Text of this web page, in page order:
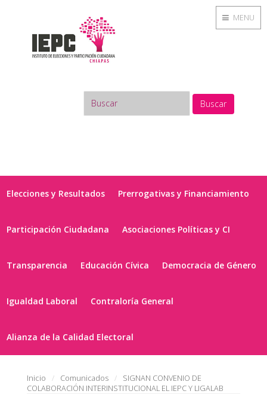
Buscar
Elecciones y Resultados Prerrogativas y Financiamiento
Participación Ciudadana Asociaciones Políticas y CI
Transparencia Educación Cívica Democracia de Género
Igualdad Laboral Contraloría General
Alianza de la Calidad Electoral
Inicio Comunicados
SIGNAN CONVENIO DE
COLABORACIÓN INTERINSTITUCIONAL EL IEPC Y LIGALAB
MENU